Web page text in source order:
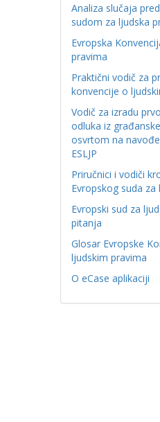
Analiza slučaja
sudom za ljudska
Evropska
pravima
Praktični vodič za
konvencije o
Vodič za izradu
odluka iz
osvrtom na
ESLJP
Priručnici i vodiči
Evropskog suda za
Evropski sud za
pitanja
Glosar Evropske
ljudskim pravima
O eCase aplikaciji